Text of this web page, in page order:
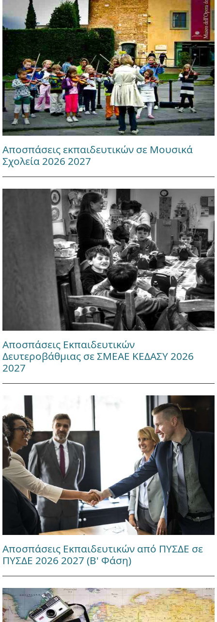
Αποσπάσεις εκπαιδευτικών σε Μουσικά
Σχολεία 2026 2027
Αποσπάσεις Εκπαιδευτικών
Δευτεροβάθμιας σε ΣΜΕΑΕ ΚΕΔΑΣΥ 2026
2027
Αποσπάσεις Εκπαιδευτικών από ΠΥΣΔΕ σε
ΠΥΣΔΕ 2026 2027 (Β' Φάση)